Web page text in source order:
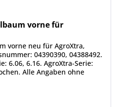
vorne für
vorne neu für AgroXtra,
04390390, 04388492.
6.06, 6.16. AgroXtra-Serie:
Alle Angaben ohne